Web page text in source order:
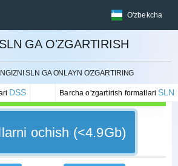
O'zbekcha
GA O'ZGARTIRISH
SLN GA ONLAYN O'ZGARTIRING
DSS Barcha o'zgartirish formatlari SLN
BEKOR QILISH
ochish (<4.9Gb)